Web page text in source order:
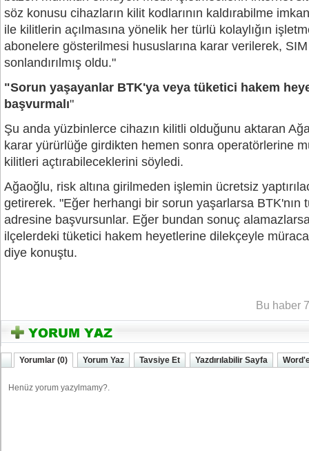
söz konusu cihazların kilit kodlarının kaldırabilme
ile kilitlerin açılmasına yönelik her türlü kolaylığın
abonelere gösterilmesi hususlarına karar verilerek,
sonlandırılmış oldu."
"Sorun yaşayanlar BTK'ya veya tüketici hakem
başvurmalı"
Şu anda yüzbinlerce cihazın kilitli olduğunu aktaran
karar yürürlüğe girdikten hemen sonra operatörlerine
kilitleri açtırabileceklerini söyledi.
Ağaoğlu, risk altına girilmeden işlemin ücretsiz
getirerek. "Eğer herhangi bir sorun yaşarlarsa BTK'nın
adresine başvursunlar. Eğer bundan sonuç
ilçelerdeki tüketici hakem heyetlerine dilekçeyle
diye konuştu.
Bu haber
Yorumlar (0) Yorum Yaz Tavsiye Et Yazdırılabilir Sayfa